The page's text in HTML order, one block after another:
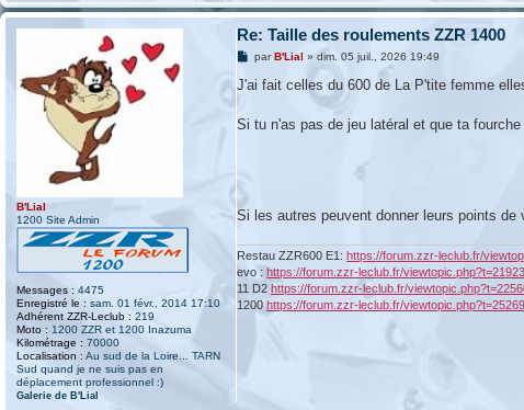
B'Lial
1200 Site Admin
Messages : 4475
Enregistré le : sam. 01 févr., 2014 17:10
Adhérent ZZR-Leclub : 219
Moto : 1200 ZZR et 1200 Inazuma
Kilométrage : 70000
Localisation : Au sud de la Loire... TARN
Sud quand je ne suis pas en
déplacement professionnel :)
Galerie de B'Lial
Re: Taille des roulements ZZR 1400
M
s
g
parB'Lial » dim. 05 juil., 2026 19:49
J'ai fait celles du 600 de La P'tite femme
Si tu n'as pas de jeu latéral et que ta
Si les autres peuvent donner leurs points de
Restau ZZR600 E1: https://forum.zzr-leclub.fr/
evo : https://forum.zzr-leclub.fr/viewtopic.php?t=21923
11 D2 https://forum.zzr-leclub.fr/
1200 https://forum.zzr-leclub.fr/viewtopic.php?t=25269